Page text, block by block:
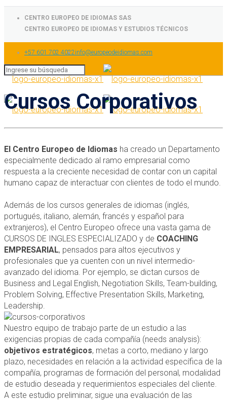
CENTRO EUROPEO DE IDIOMAS SAS
CENTRO EUROPEO DE IDIOMAS Y ESTUDIOS TÉCNICOS
+57 601 702 4022info@europeodeidiomas.com
Cursos Corporativos
El Centro Europeo de Idiomas ha creado un Departamento
especialmente dedicado al ramo empresarial como
respuesta a la creciente necesidad de contar con un capital
humano capaz de interactuar con clientes de todo el mundo.
Además de los cursos generales de idiomas (inglés,
portugués, italiano, alemán, francés y español para
extranjeros), el Centro Europeo ofrece una vasta gama de
CURSOS DE INGLES ESPECIALIZADO y de COACHING
EMPRESARIAL, pensados para altos ejecutivos y
profesionales que ya cuenten con un nivel intermedio-
avanzado del idioma. Por ejemplo, se dictan cursos de
Business and Legal English, Negotiation Skills, Team-building,
Problem Solving, Effective Presentation Skills, Marketing,
Leadership.
Nuestro equipo de trabajo parte de un estudio a las
exigencias propias de cada compañía (needs analysis):
objetivos estratégicos, metas a corto, mediano y largo
plazo, necesidades en relación a la actividad específica de la
compañía, programas de formación del personal, modalidad
de estudio deseada y requerimientos especiales del cliente.
A este estudio preliminar, sigue una evaluación de las